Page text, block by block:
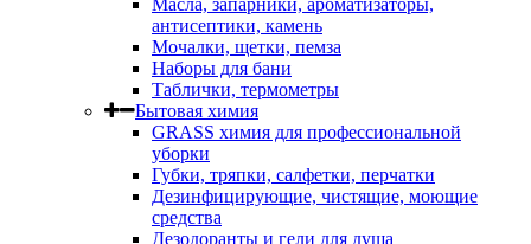
Масла, запарники, ароматизаторы,
антисептики, камень
Мочалки, щетки, пемза
Наборы для бани
Таблички, термометры
Бытовая химия
GRASS химия для профессиональной
уборки
Губки, тряпки, салфетки, перчатки
Дезинфицирующие, чистящие, моющие
средства
Дезодоранты и гели для душа